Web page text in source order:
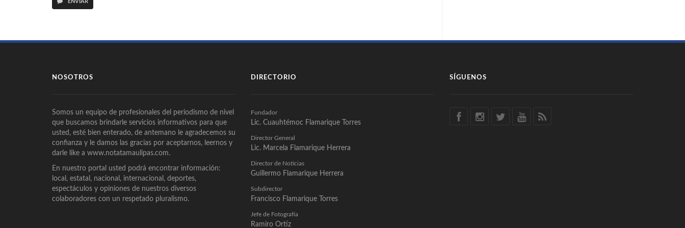
ENVIAR
NOSOTROS
Somos un equipo de profesionales del periodismo de nivel
que buscamos brindarle servicios informativos para que
usted, esté bien enterado, de antemano le agradecemos su
confianza y le damos las gracias por aceptarnos, leernos y
darle like a www.notatamaulipas.com.
En nuestro portal usted podrá encontrar información:
local, estatal, nacional, internacional, deportes,
espectáculos y opiniones de nuestros diversos
colaboradores con un respetado pluralismo.
DIRECTORIO
Fundador
Lic. Cuauhtémoc Flamarique Torres
Director General
Lic. Marcela Flamarique Herrera
Director de Noticias
Guillermo Flamarique Herrera
Subdirector
Francisco Flamarique Torres
Jefe de Fotografía
Ramiro Ortíz
SÍGUENOS